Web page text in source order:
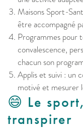
Maisons Sport-
être accompagné
Programmes pour
convalescence,
chacun son
Applis et suivi : un
motivé et mesurer
😄 Le
transpirer